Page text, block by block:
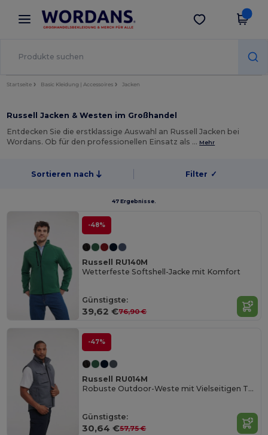
× Wordans App
Bessere Preise in der App!
App holen
Startseite Basic Kleidung | Accessoires Jacken
Russell Jacken & Westen im Großhandel
Entdecken Sie die erstklassige Auswahl an Russell Jacken bei
Wordans. Ob für den professionellen Einsatz als … Mehr
Sortieren nach Filter ✓
47 Ergebnisse.
-48%
Russell RU140M
Wetterfeste Softshell-Jacke mit Komfort
Günstigste:
39,62 €76,90 €
-47%
Russell RU014M
Robuste Outdoor-Weste mit Vielseitigen Taschen
Günstigste:
30,64 €57,75 €